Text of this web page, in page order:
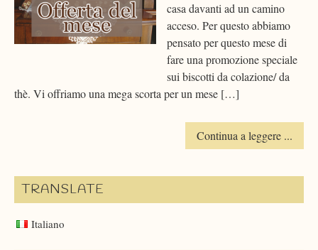
casa davanti ad un camino
acceso. Per questo abbiamo
pensato per questo mese di
fare una promozione speciale
sui biscotti da colazione/ da
thè. Vi offriamo una mega scorta per un mese […]
Continua a leggere ...
TRANSLATE
Italiano